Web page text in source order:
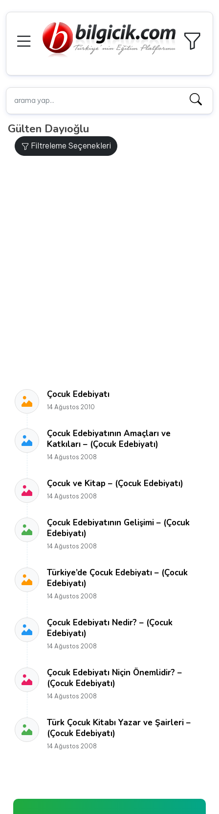
Gülten Dayıoğlu
Filtreleme Seçenekleri
Çocuk Edebiyatı
14 Ağustos 2010
Çocuk Edebiyatının Amaçları ve
Katkıları – (Çocuk Edebiyatı)
14 Ağustos 2008
Çocuk ve Kitap – (Çocuk Edebiyatı)
14 Ağustos 2008
Çocuk Edebiyatının Gelişimi – (Çocuk
Edebiyatı)
14 Ağustos 2008
Türkiye’de Çocuk Edebiyatı – (Çocuk
Edebiyatı)
14 Ağustos 2008
Çocuk Edebiyatı Nedir? – (Çocuk
Edebiyatı)
14 Ağustos 2008
Çocuk Edebiyatı Niçin Önemlidir? –
(Çocuk Edebiyatı)
14 Ağustos 2008
Türk Çocuk Kitabı Yazar ve Şairleri –
(Çocuk Edebiyatı)
14 Ağustos 2008